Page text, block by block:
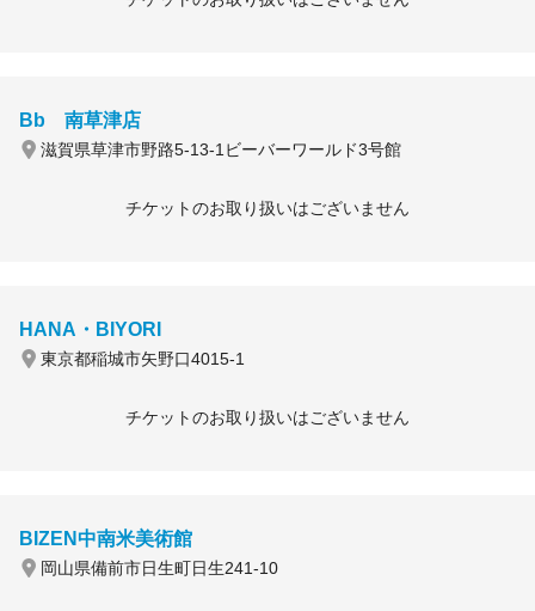
Bb 南草津店
滋賀県草津市野路5-13-1ビーバーワールド3号館
チケットのお取り扱いはございません
HANA・BIYORI
東京都稲城市矢野口4015-1
チケットのお取り扱いはございません
BIZEN中南米美術館
岡山県備前市日生町日生241-10